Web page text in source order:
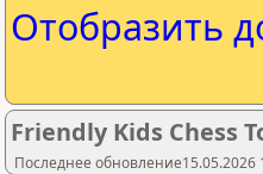
Отобразить
Friendly Kids Chess
Последнее обновление15.05.2026